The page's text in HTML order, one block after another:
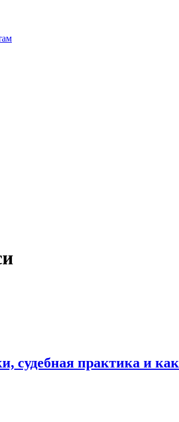
судебная практика и